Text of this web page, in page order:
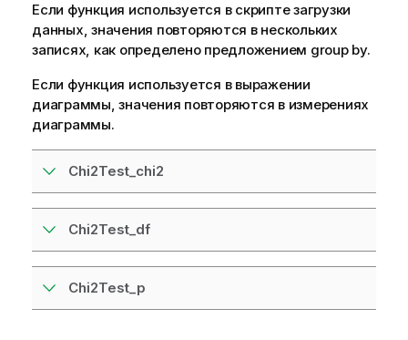
Если функция используется в скрипте загрузки
данных, значения повторяются в нескольких
записях, как определено предложением group by.
Если функция используется в выражении
диаграммы, значения повторяются в измерениях
диаграммы.
Chi2Test_chi2
Chi2Test_df
Chi2Test_p